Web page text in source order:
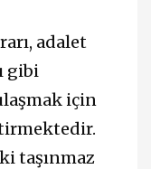
adalet
gibi
için
taşınmaz